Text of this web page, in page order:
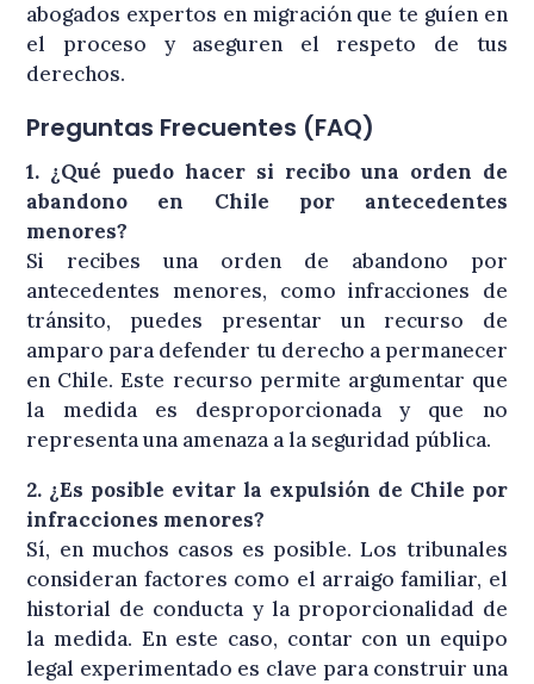
abogados expertos en migración que te guíen en
el proceso y aseguren el respeto de tus
derechos.
Preguntas Frecuentes (FAQ)
1. ¿Qué puedo hacer si recibo una orden de
abandono en Chile por antecedentes
menores?
Si recibes una orden de abandono por
antecedentes menores, como infracciones de
tránsito, puedes presentar un recurso de
amparo para defender tu derecho a permanecer
en Chile. Este recurso permite argumentar que
la medida es desproporcionada y que no
representa una amenaza a la seguridad pública.
2. ¿Es posible evitar la expulsión de Chile por
infracciones menores?
Sí, en muchos casos es posible. Los tribunales
consideran factores como el arraigo familiar, el
historial de conducta y la proporcionalidad de
la medida. En este caso, contar con un equipo
legal experimentado es clave para construir una